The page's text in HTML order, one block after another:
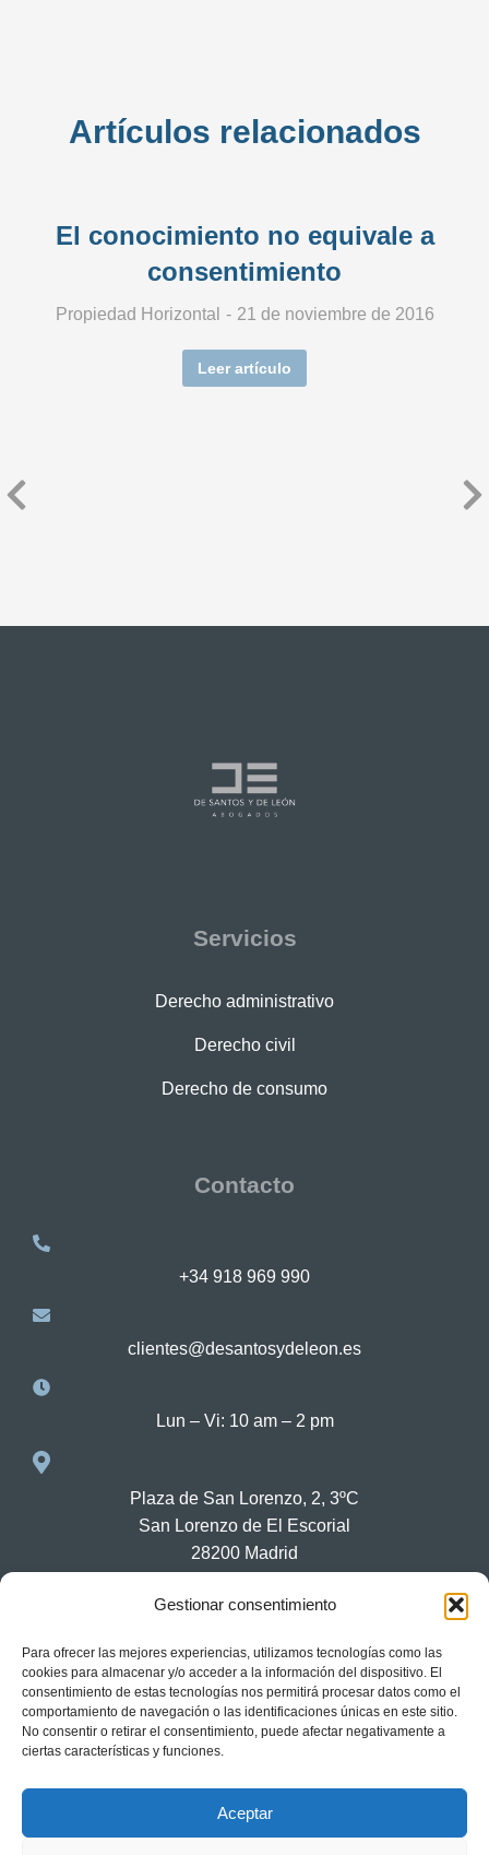
Gestionar consentimiento
Para ofrecer las mejores experiencias, utilizamos tecnologías como las
cookies para almacenar y/o acceder a la información del dispositivo. El
consentimiento de estas tecnologías nos permitirá procesar datos como el
comportamiento de navegación o las identificaciones únicas en este sitio.
No consentir o retirar el consentimiento, puede afectar negativamente a
ciertas características y funciones.
Aceptar
Artículos relacionados
El conocimiento no equivale a
consentimiento
Propiedad Horizontal 21 de noviembre de 2016
Leer artículo
Servicios
Derecho administrativo
Derecho civil
Derecho de consumo
Contacto
+34 918 969 990
clientes@desantosydeleon.es
Lun – Vi: 10 am – 2 pm
Plaza de San Lorenzo, 2, 3ºC
San Lorenzo de El Escorial
28200 Madrid
Información legal
Aviso legal
Términos y condiciones
Política de cookies